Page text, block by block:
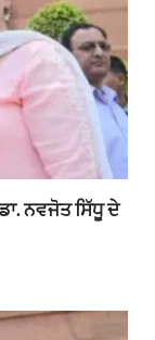
ਨਵਜੋਤ ਸਿੱਧੂ ਦੇ